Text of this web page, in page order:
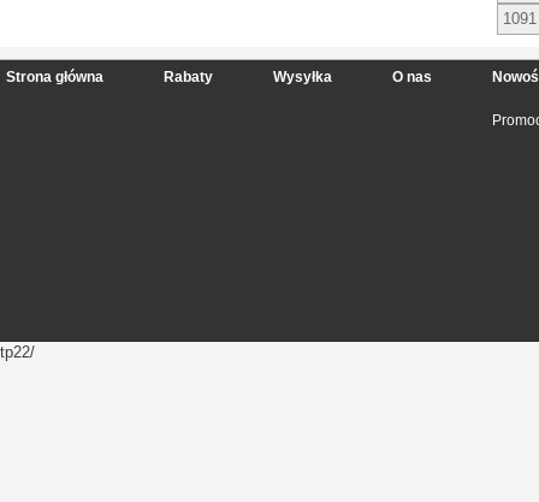
1091
Strona główna Rabaty Wysyłka O nas
tp22/